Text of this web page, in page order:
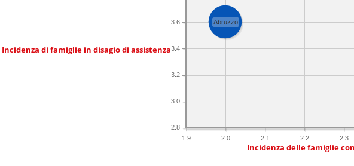
Incidenza di famiglie in disagio di assistenza
1.9 2.0 2.1 2.2 2.3
2.8
3.0
3.2
3.4
3.6 Abruzzo
Incidenza delle famiglie